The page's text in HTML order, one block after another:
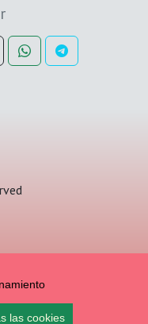
las cookies